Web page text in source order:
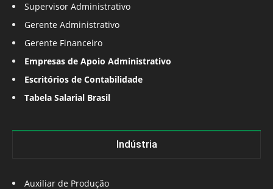
Supervisor Administrativo
Gerente Administrativo
Gerente Financeiro
Empresas de Apoio Administrativo
Escritórios de Contabilidade
Tabela Salarial Brasil
Indústria
Auxiliar de Produção